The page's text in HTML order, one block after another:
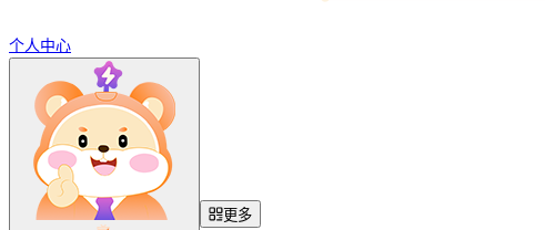
个人中心
更多